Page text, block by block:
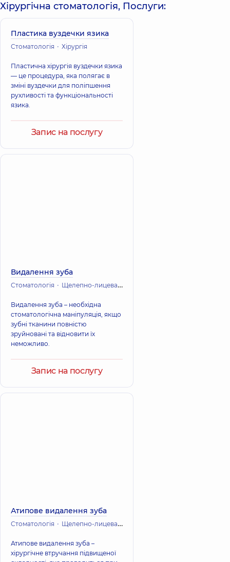
Хірургічна стоматологія, Послуги:
Пластика вуздечки язика
Стоматологія Хірургія
Пластична хірургія вуздечки язика
— це процедура, яка полягає в
зміні вуздечки для поліпшення
рухливості та функціональності
язика.
Запис на послугу
Видалення зуба
Стоматологія Щелепно-лицева хірургія
Видалення зуба – необхідна
стоматологічна маніпуляція, якщо
зубні тканини повністю
зруйновані та відновити їх
неможливо.
Запис на послугу
Атипове видалення зуба
Стоматологія Щелепно-лицева хірургія
Атипове видалення зуба –
хірургічне втручання підвищеної